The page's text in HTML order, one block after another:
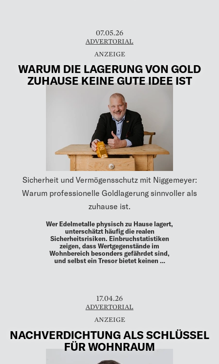
07.05.26
ADVERTORIAL
WARUM DIE LAGERUNG VON GOLD
ZUHAUSE KEINE GUTE IDEE IST
Sicherheit und Vermögensschutz mit Niggemeyer:
Warum professionelle Goldlagerung sinnvoller als
zuhause ist.
Wer Edelmetalle physisch zu Hause lagert,
unterschätzt häufig die realen
Sicherheitsrisiken. Einbruchstatistiken
zeigen, dass Wertgegenstände im
Wohnbereich besonders gefährdet sind,
und selbst ein Tresor bietet keinen …
17.04.26
ADVERTORIAL
NACHVERDICHTUNG ALS SCHLÜSSEL
FÜR WOHNRAUM